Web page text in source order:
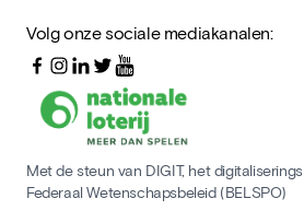
Volg onze sociale mediakanalen:
Met de steun van DIGIT, het
Federaal Wetenschapsbeleid (BELSPO)